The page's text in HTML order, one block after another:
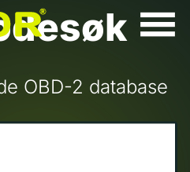
OBD-2 database